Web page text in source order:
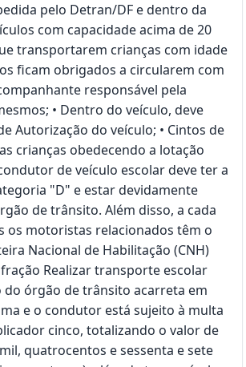
pelo Detran/DF e dentro da
com capacidade acima de 20
transportarem crianças com idade
ficam obrigados a circularem com
responsável pela
• Dentro do veículo, deve
Autorização do veículo; • Cintos de
crianças obedecendo a lotação
de veículo escolar deve ter a
"D" e estar devidamente
de trânsito. Além disso, a cada
os motoristas relacionados têm o
Nacional de Habilitação (CNH)
Realizar transporte escolar
do órgão de trânsito acarreta em
e o condutor está sujeito à multa
cinco, totalizando o valor de
quatrocentos e sessenta e sete